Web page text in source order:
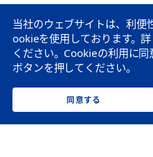
当社のウェブサイトは、利便
ookieを使用しております。
ください。 Cookieの利用に同
ボタンを押してください。
同意する